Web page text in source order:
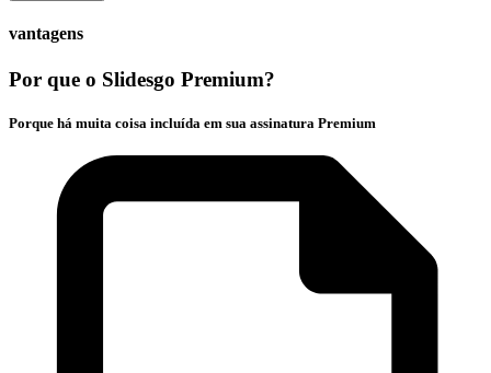
vantagens
Por que o Slidesgo Premium?
Porque há muita coisa incluída em sua assinatura Premium